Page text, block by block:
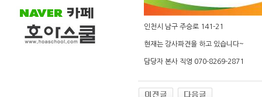
인천시 남구 주승로 141-21
현재는 강사파견을 하고 있습니다~
담당자 본사 직영 070-8269-2871